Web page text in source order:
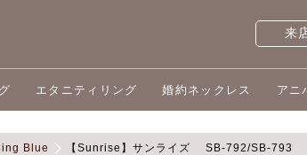
来
エタニティリング 婚約ネックレス アニ
Blue 【Sunrise】サンライズ SB-792/SB-793